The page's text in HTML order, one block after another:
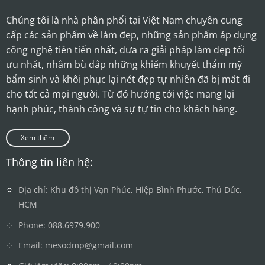
Chúng tôi là nhà phân phối tại Việt Nam chuyên cung
cấp các sản phẩm về làm đẹp, những sản phẩm áp dụng
công nghệ tiên tiến nhất, đưa ra giải pháp làm đẹp tối
ưu nhất, nhằm bù đắp những khiếm khuyết thẩm mỹ
bẩm sinh và khôi phục lại nét đẹp tự nhiên đã bị mất đi
cho tất cả mọi người. Từ đó hướng tới việc mang lại
hạnh phúc, thành công và sự tự tin cho khách hàng.
Xem thêm
Thông tin liên hệ:
Địa chỉ: Khu đô thị Vạn Phúc, Hiệp Bình Phước, Thủ Đức,
HCM
Phone: 088.6979.900
Email: mesodmp@gmail.com